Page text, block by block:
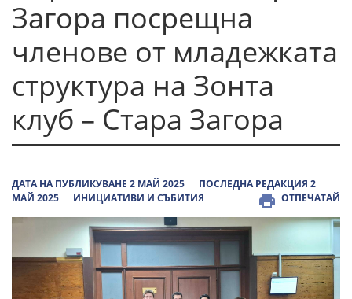
Загора посрещна
членове от младежката
структура на Зонта
клуб – Стара Загора
ДАТА НА ПУБЛИКУВАНЕ 2 МАЙ 2025
ПОСЛЕДНА РЕДАКЦИЯ 2
МАЙ 2025
ИНИЦИАТИВИ И СЪБИТИЯ ОТПЕЧАТАЙ